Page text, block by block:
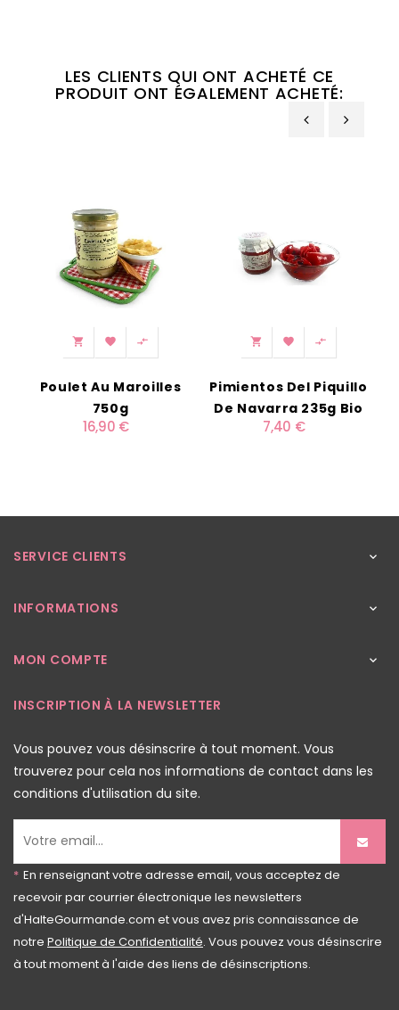
LES CLIENTS QUI ONT ACHETÉ CE
PRODUIT ONT ÉGALEMENT ACHETÉ:
  
Poulet Au Maroilles
750g
16,90 €
  
Pimientos Del Piquillo
De Navarra 235g Bio
7,40 €
SERVICE CLIENTS 
INFORMATIONS 
MON COMPTE 
INSCRIPTION À LA NEWSLETTER
Vous pouvez vous désinscrire à tout moment. Vous
trouverez pour cela nos informations de contact dans les
conditions d'utilisation du site.
* En renseignant votre adresse email, vous acceptez de
recevoir par courrier électronique les newsletters
d'HalteGourmande.com et vous avez pris connaissance de
notre Politique de Confidentialité. Vous pouvez vous désinscrire
à tout moment à l'aide des liens de désinscriptions.